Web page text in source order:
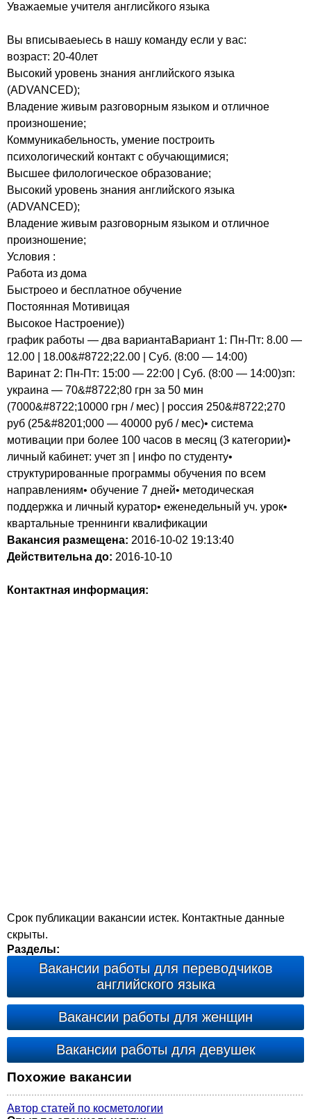
Уважаемые учителя англисйкого языка
Вы вписываеыесь в нашу команду если у вас:
возраст: 20-40лет
Высокий уровень знания английского языка
(ADVANCED);
Владение живым разговорным языком и отличное
произношение;
Коммуникабельность, умение построить
психологический контакт с обучающимися;
Высшее филологическое образование;
Высокий уровень знания английского языка
(ADVANCED);
Владение живым разговорным языком и отличное
произношение;
Условия :
Работа из дома
Быстроео и бесплатное обучение
Постоянная Мотивицая
Высокое Настроение))
график работы — два вариантаВариант 1: Пн-Пт: 8.00 —
12.00 | 18.00&#8722;22.00 | Суб. (8:00 — 14:00)
Варинат 2: Пн-Пт: 15:00 — 22:00 | Суб. (8:00 — 14:00)зп:
украина — 70&#8722;80 грн за 50 мин
(7000&#8722;10000 грн / мес) | россия 250&#8722;270
руб (25&#8201;000 — 40000 руб / мес)• система
мотивации при более 100 часов в месяц (3 категории)•
личный кабинет: учет зп | инфо по студенту•
структурированные программы обучения по всем
направлениям• обучение 7 дней• методическая
поддержка и личный куратор• еженедельный уч. урок•
квартальные треннинги квалификации
Вакансия размещена: 2016-10-02 19:13:40
Действительна до: 2016-10-10
Контактная информация:
Срок публикации вакансии истек. Контактные данные
скрыты.
Разделы:
Вакансии работы для переводчиков
английского языка
Вакансии работы для женщин
Вакансии работы для девушек
Похожие вакансии
Автор статей по косметологии